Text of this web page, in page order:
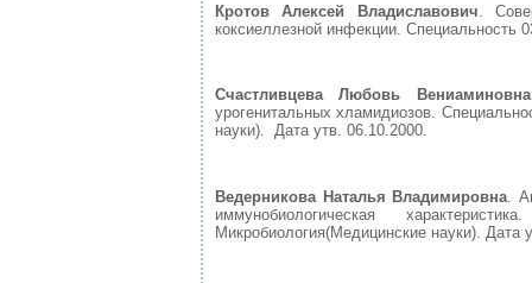
Кротов Алексей Владиславович .
коксиеллезной инфекции. Специальность
Счастливцева Любовь Вениаминовна
урогенитальных хламидиозов.
науки). Дата утв. 06.10.2000.
Ведерникова Наталья Владимировна .
иммунобиологическая
Микробиология(Медицинские науки). Дата